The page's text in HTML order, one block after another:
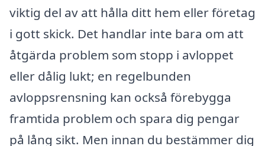
viktig del av att hålla ditt hem eller företag
i gott skick. Det handlar inte bara om att
åtgärda problem som stopp i avloppet
eller dålig lukt; en regelbunden
avloppsrensning kan också förebygga
framtida problem och spara dig pengar
på lång sikt. Men innan du bestämmer dig